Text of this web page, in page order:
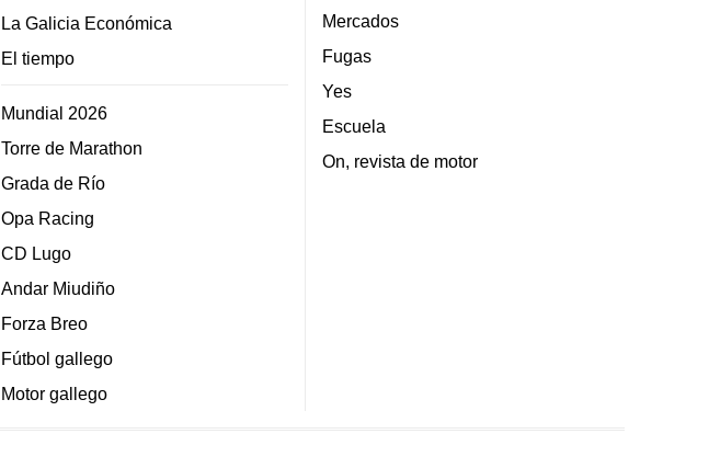
La Galicia Económica
El tiempo
Mundial 2026
Torre de Marathon
Grada de Río
Opa Racing
CD Lugo
Andar Miudiño
Forza Breo
Fútbol gallego
Motor gallego
Mercados
Fugas
Yes
Escuela
On, revista de motor